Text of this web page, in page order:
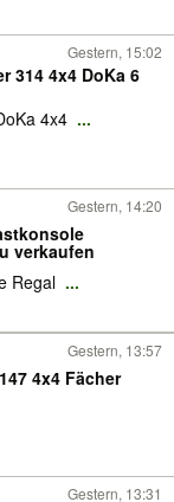
Gestern, 15:02
314 4x4 DoKa 6
4x4 ...
Gestern, 14:20
verkaufen
Regal ...
Gestern, 13:57
4x4 Fächer
Gestern, 13:31